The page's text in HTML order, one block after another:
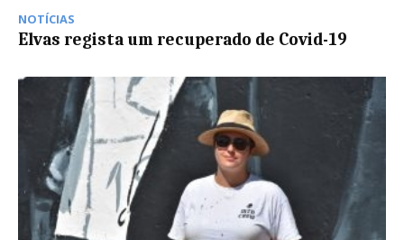
NOTÍCIAS
Elvas regista um recuperado de Covid-19